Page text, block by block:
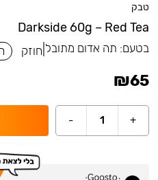
טבק
Darkside 60g – Red Tea
בטעם: תה אדום מתובל חוזק
₪65
+
1
-